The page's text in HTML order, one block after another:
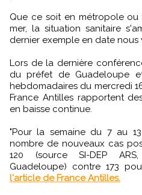
Que ce soit en métropole
mer, la situation sanitaire
dernier exemple en date
Lors de la dernière
du préfet de Guadeloupe
hebdomadaires du mercredi
France Antilles rapportent
en baisse continue.
"Pour la semaine du 7 au
nombre de nouveaux cas
120 (source SI-DEP
Guadeloupe) contre 173
l'article de France Antilles.